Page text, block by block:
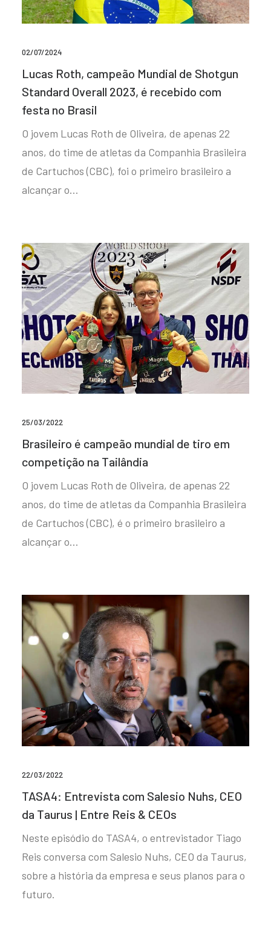
02/07/2024
Lucas Roth, campeão Mundial de Shotgun
Standard Overall 2023, é recebido com
festa no Brasil
O jovem Lucas Roth de Oliveira, de apenas 22
anos, do time de atletas da Companhia Brasileira
de Cartuchos (CBC), foi o primeiro brasileiro a
alcançar o…
25/03/2022
Brasileiro é campeão mundial de tiro em
competição na Tailândia
O jovem Lucas Roth de Oliveira, de apenas 22
anos, do time de atletas da Companhia Brasileira
de Cartuchos (CBC), é o primeiro brasileiro a
alcançar o…
22/03/2022
TASA4: Entrevista com Salesio Nuhs, CEO
da Taurus | Entre Reis & CEOs
Neste episódio do TASA4, o entrevistador Tiago
Reis conversa com Salesio Nuhs, CEO da Taurus,
sobre a história da empresa e seus planos para o
futuro.